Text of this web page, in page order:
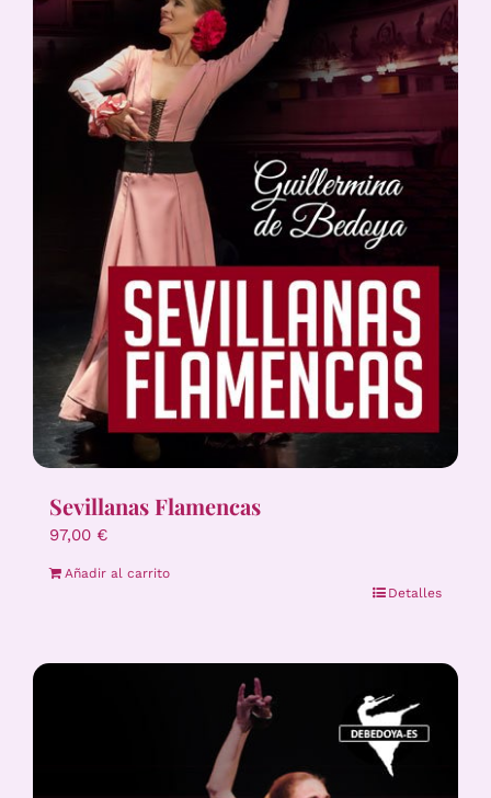
Sevillanas Flamencas
97,00 €
Añadir al carrito
Detalles